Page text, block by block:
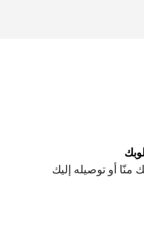
منّا أو توصيله إليك